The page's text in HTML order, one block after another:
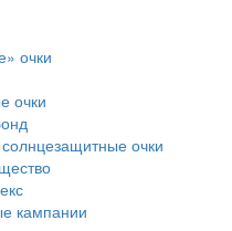
очки
очки
очки
кампании